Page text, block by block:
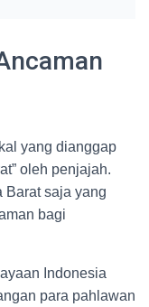
yang dianggap
oleh penjajah.
Barat saja yang
bagi
Indonesia
para pahlawan